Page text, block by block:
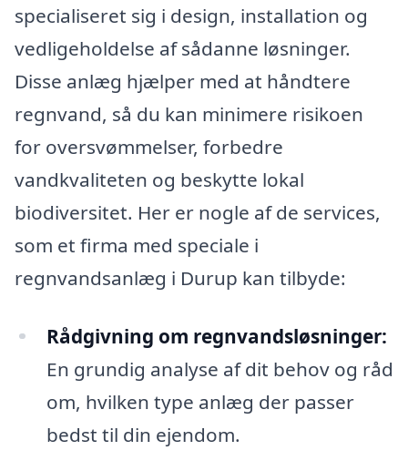
specialiseret sig i design, installation og
vedligeholdelse af sådanne løsninger.
Disse anlæg hjælper med at håndtere
regnvand, så du kan minimere risikoen
for oversvømmelser, forbedre
vandkvaliteten og beskytte lokal
biodiversitet. Her er nogle af de services,
som et firma med speciale i
regnvandsanlæg i Durup kan tilbyde:
Rådgivning om regnvandsløsninger:
En grundig analyse af dit behov og råd
om, hvilken type anlæg der passer
bedst til din ejendom.